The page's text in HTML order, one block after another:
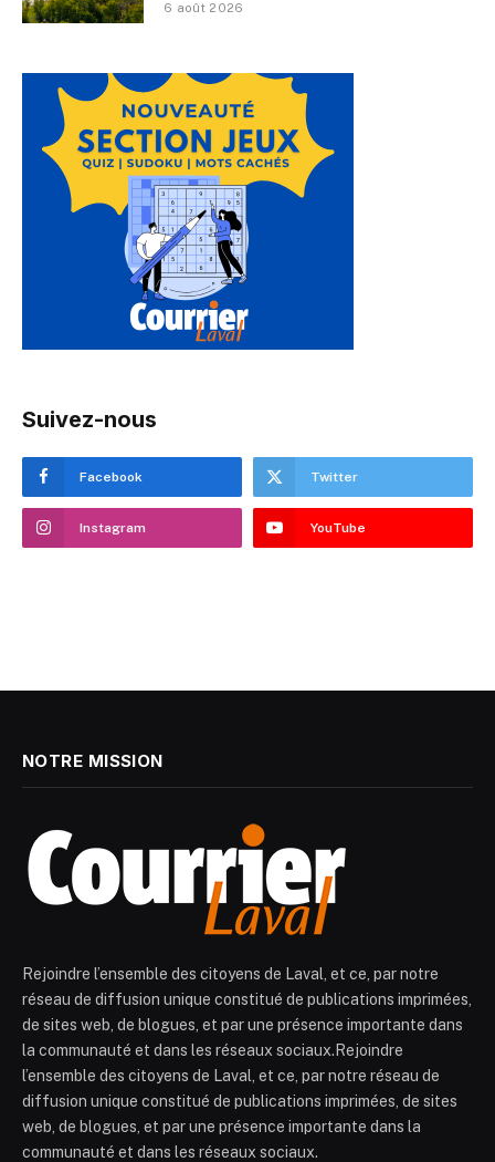
6 août 2026
Suivez-nous
Facebook Twitter
Instagram YouTube
NOTRE MISSION
Rejoindre l’ensemble des citoyens de Laval, et ce, par notre
réseau de diffusion unique constitué de publications imprimées,
de sites web, de blogues, et par une présence importante dans
la communauté et dans les réseaux sociaux.Rejoindre
l’ensemble des citoyens de Laval, et ce, par notre réseau de
diffusion unique constitué de publications imprimées, de sites
web, de blogues, et par une présence importante dans la
communauté et dans les réseaux sociaux.